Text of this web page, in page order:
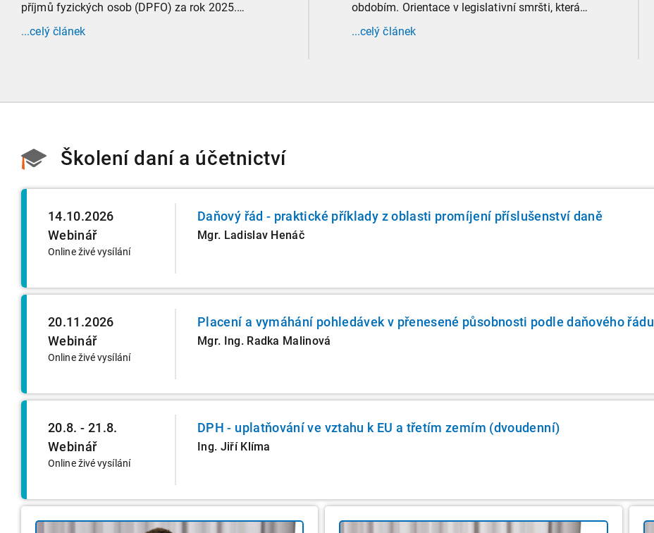
příjmů fyzických osob (DPFO) za rok 2025.
Zaměříme se detailně na to, kde leží hranice
povinnosti přiznání podat, jaké jsou nejčastější
...celý článek
obdobím. Orientace v legislativní smršti, která
tradičně doprovází přelom roku, vyžaduje
nastudovat všechny novely a doprovodné
...celý článek
Školení daní a účetnictví
14.10.2026
Webinář
Online živé vysílání
Daňový řád - praktické příklady z oblasti promíjení příslušenství daně
Mgr. Ladislav Henáč
20.11.2026
Webinář
Online živé vysílání
Placení a vymáhání pohledávek v přenesené působnosti podle daňového řádu
Mgr. Ing. Radka Malinová
20.8. - 21.8.
Webinář
Online živé vysílání
DPH - uplatňování ve vztahu k EU a třetím zemím (dvoudenní)
Ing. Jiří Klíma